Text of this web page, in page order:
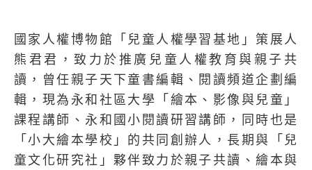
國家人權博物館「兒童人權學習基地」策展人
熊君君，致力於推廣兒童人權教育與親子共
讀，曾任親子天下童書編輯、閱讀頻道企劃編
輯，現為永和社區大學「繪本、影像與兒童」
課程講師、永和國小閱讀研習講師，同時也是
「小大繪本學校」的共同創辦人，長期與「兒
童文化研究社」夥伴致力於親子共讀、繪本與